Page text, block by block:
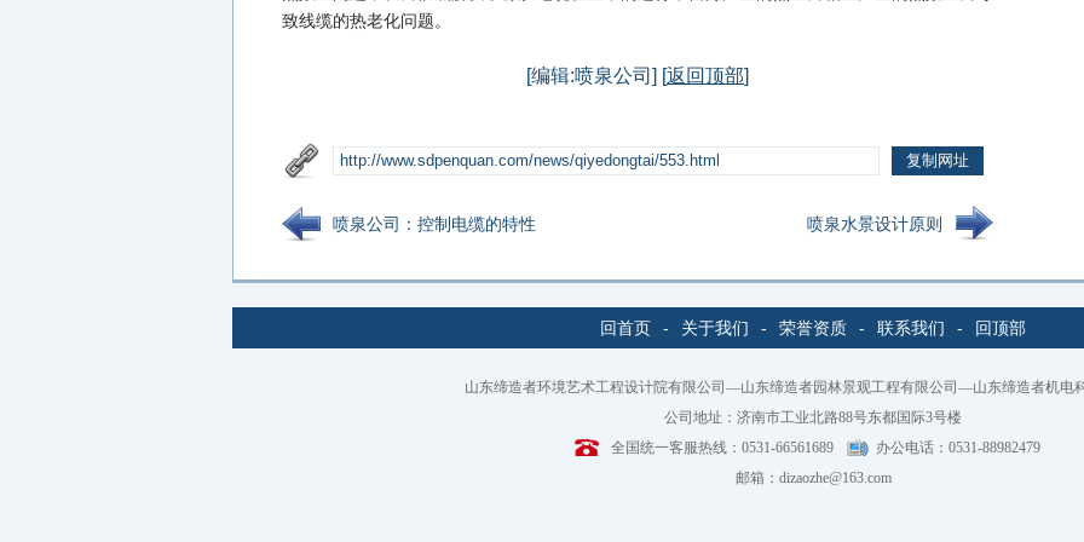
致线缆的热老化问题。
[编辑:喷泉公司] [返回顶部]
喷泉公司：控制电缆的特性 喷泉水景设计原则
回首页 - 关于我们 - 荣誉资质 - 联系我们 - 回顶部
山东缔造者环境艺术工程设计院有限公司—山东缔造者园林景观工程有限公司—山东缔造者机电
公司地址：济南市工业北路88号东都国际3号楼
全国统一客服热线：0531-66561689
办公电话：0531-88982479
邮箱：dizaozhe@163.com